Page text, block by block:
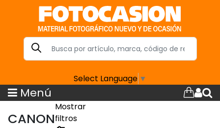
Select Language ▼
Menú
CANON
Mostrar
filtros